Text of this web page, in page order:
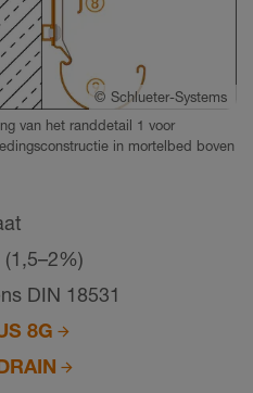
© Schlueter-Systems
van het randdetail 1 voor
in mortelbed boven
DIN 18531
8G